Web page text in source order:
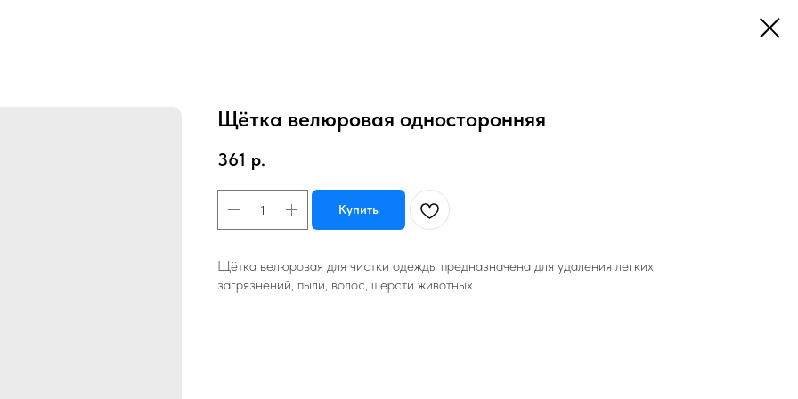
Щётка велюровая односторонняя
361 р.
Купить
Щётка велюровая для чистки одежды предназначена для удаления легких
загрязнений, пыли, волос, шерсти животных.